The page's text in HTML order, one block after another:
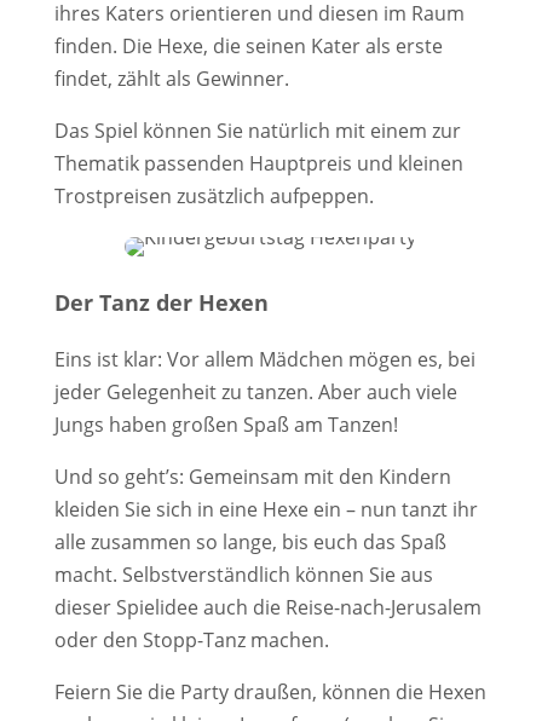
ihres Katers orientieren und diesen im Raum
finden. Die Hexe, die seinen Kater als erste
findet, zählt als Gewinner.
Das Spiel können Sie natürlich mit einem zur
Thematik passenden Hauptpreis und kleinen
Trostpreisen zusätzlich aufpeppen.
Der Tanz der Hexen
Eins ist klar: Vor allem Mädchen mögen es, bei
jeder Gelegenheit zu tanzen. Aber auch viele
Jungs haben großen Spaß am Tanzen!
Und so geht’s: Gemeinsam mit den Kindern
kleiden Sie sich in eine Hexe ein – nun tanzt ihr
alle zusammen so lange, bis euch das Spaß
macht. Selbstverständlich können Sie aus
dieser Spielidee auch die Reise-nach-Jerusalem
oder den Stopp-Tanz machen.
Feiern Sie die Party draußen, können die Hexen